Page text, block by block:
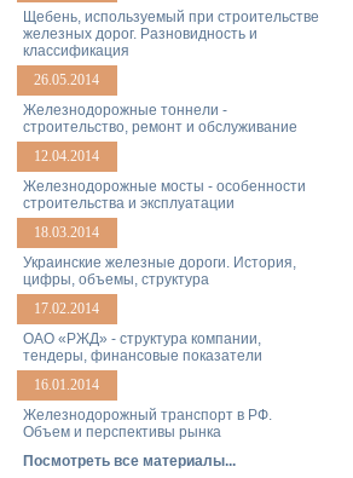
Щебень, используемый при строительстве
железных дорог. Разновидность и
классификация
26.05.2014
Железнодорожные тоннели -
строительство, ремонт и обслуживание
12.04.2014
Железнодорожные мосты - особенности
строительства и эксплуатации
18.03.2014
Украинские железные дороги. История,
цифры, объемы, структура
17.02.2014
ОАО «РЖД» - структура компании,
тендеры, финансовые показатели
16.01.2014
Железнодорожный транспорт в РФ.
Объем и перспективы рынка
Посмотреть все материалы...